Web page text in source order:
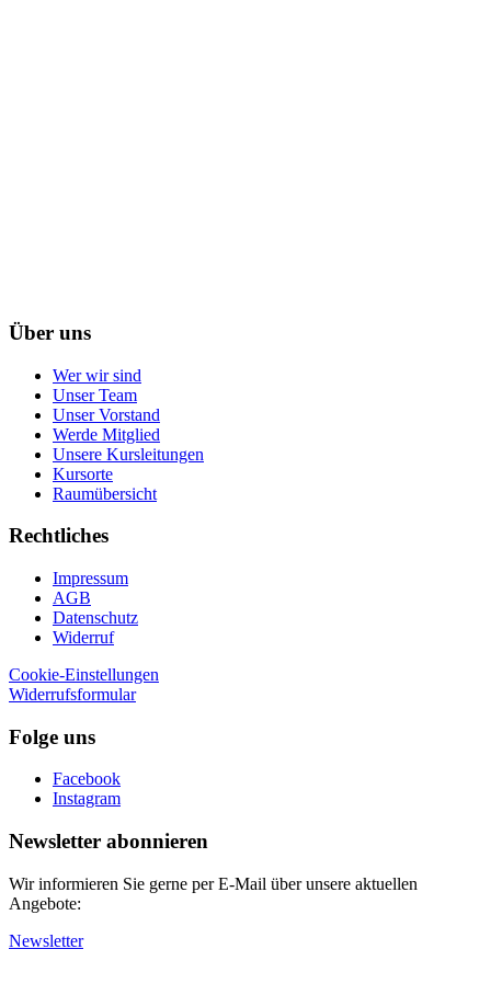
Über uns
Wer wir sind
Unser Team
Unser Vorstand
Werde Mitglied
Unsere Kursleitungen
Kursorte
Raumübersicht
Rechtliches
Impressum
AGB
Datenschutz
Widerruf
Cookie-Einstellungen
Widerrufsformular
Folge uns
Facebook
Instagram
Newsletter abonnieren
Wir informieren Sie gerne per E-Mail über unsere aktuellen
Angebote:
Newsletter